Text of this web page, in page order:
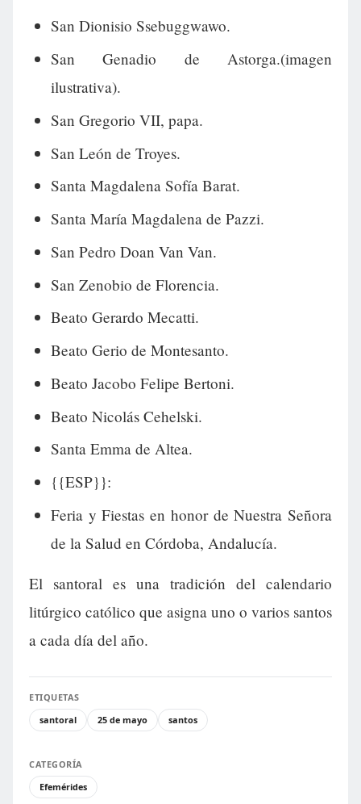
San Dionisio Ssebuggwawo.
San Genadio de Astorga.(imagen
ilustrativa).
San Gregorio VII, papa.
San León de Troyes.
Santa Magdalena Sofía Barat.
Santa María Magdalena de Pazzi.
San Pedro Doan Van Van.
San Zenobio de Florencia.
Beato Gerardo Mecatti.
Beato Gerio de Montesanto.
Beato Jacobo Felipe Bertoni.
Beato Nicolás Cehelski.
Santa Emma de Altea.
{{ESP}}:
Feria y Fiestas en honor de Nuestra Señora
de la Salud en Córdoba, Andalucía.
El santoral es una tradición del calendario
litúrgico católico que asigna uno o varios santos
a cada día del año.
ETIQUETAS
santoral
25 de mayo santos
CATEGORÍA
Efemérides